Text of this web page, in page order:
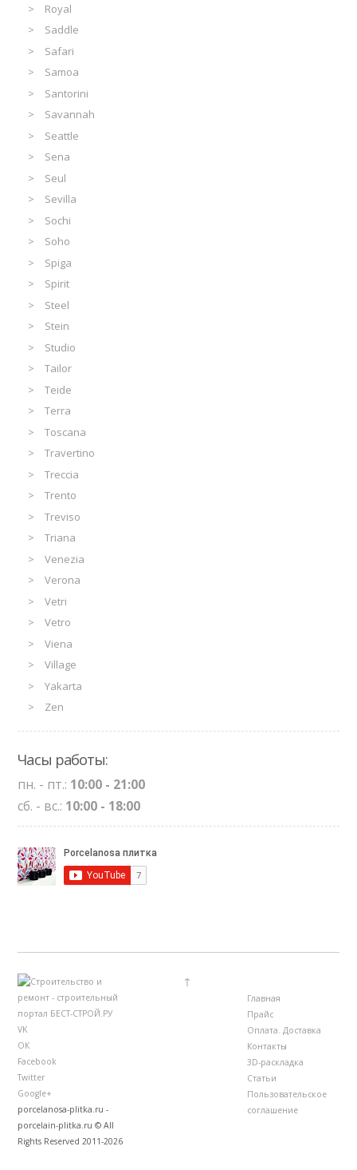
Royal
Saddle
Safari
Samoa
Santorini
Savannah
Seattle
Sena
Seul
Sevilla
Sochi
Soho
Spiga
Spirit
Steel
Stein
Studio
Tailor
Teide
Terra
Toscana
Travertino
Treccia
Trento
Treviso
Triana
Venezia
Verona
Vetri
Vetro
Viena
Village
Yakarta
Zen
Часы работы:
пн. - пт.: 10:00 - 21:00
сб. - вс.: 10:00 - 18:00
VK
ОК
Facebook
Twitter
Google+
porcelanosa-plitka.ru -
porcelain-plitka.ru © All
Rights Reserved 2011-2026
↑
Главная
Прайс
Оплата. Доставка
Контакты
3D-раскладка
Статьи
Пользовательское
соглашение